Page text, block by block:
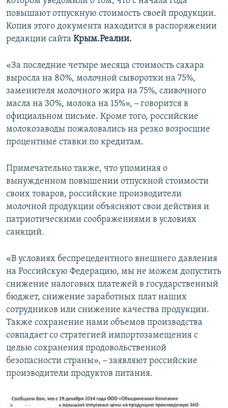
ПРОПАВШИЕ БЕЗ ВЕСТИ
ПОБЕДИТЕЛЕЙ НЕ СУДЯТ?
КРЫМ.НЕПОКОРЕННЫЙ
УКРАИНСКАЯ ПРОБЛЕМА КРЫМА
ПРИСОЕДИНЯЙТЕСЬ!
Все сайты RFE/RL
повышают отпускную стоимость своей продукции.
Копия этого документа находится в распоряжении
редакции сайта Крым.Реалии.
«За последние четыре месяца стоимость сахара
выросла на 80%, молочной сыворотки на 75%,
заменителя молочного жира на 75%, сливочного
масла на 30%, молока на 15%», –говорится в
официальном письме. Кроме того, российские
молокозаводы пожаловались на резко возросшие
процентные ставки по кредитам.
Примечательно также, что упоминая о
вынужденном повышении отпускной стоимости
своих товаров, российские производители
молочной продукции объясняют свои действия и
патриотическими соображениями в условиях
санкций.
«В условиях беспрецедентного внешнего давления
на Российскую Федерацию, мы не можем допустить
снижение налоговых платежей в государственный
бюджет, снижение заработных плат наших
сотрудников или снижение качества продукции.
Также сохранение нами объемов производства
совпадает со стратегией импортозамещения с
целью сохранения продовольственной
безопасности страны», –заявляют российские
производители продуктов питания.